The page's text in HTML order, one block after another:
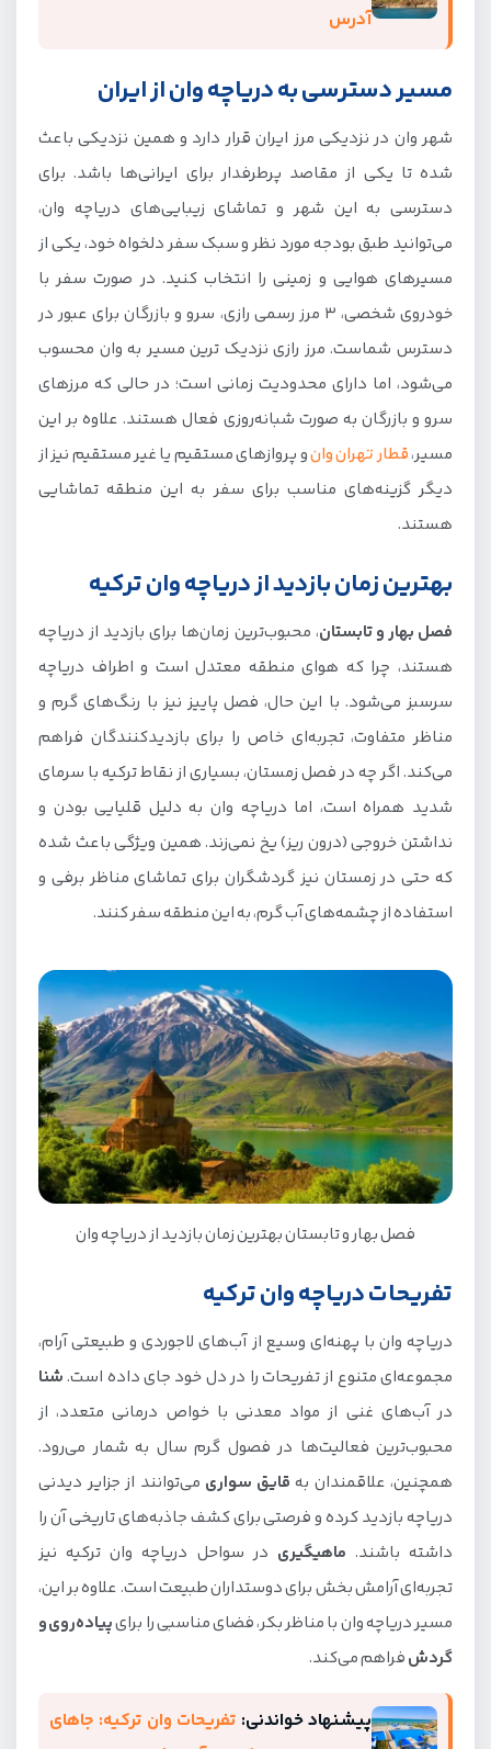
موزه‌های نزدیک دریاچه وان
جشنواره‌های دریاچه وان
نکات مهم برای سفر به دریاچه وان
آدرس
مسیر دسترسی به دریاچه وان از ایران
شهر وان در نزدیکی مرز ایران قرار دارد و همین نزدیکی باعث
شده تا یکی از مقاصد پرطرفدار برای ایرانی‌ها باشد. برای
دسترسی به این شهر و تماشای زیبایی‌های دریاچه وان،
می‌توانید طبق بودجه مورد نظر و سبک سفر دلخواه خود، یکی از
مسیرهای هوایی و زمینی را انتخاب کنید. در صورت سفر با
خودروی شخصی، 3 مرز رسمی رازی، سرو و بازرگان برای عبور در
دسترس شماست. مرز رازی نزدیک ترین مسیر به وان محسوب
می‌شود، اما دارای محدودیت زمانی است؛ در حالی که مرزهای
سرو و بازرگان به صورت شبانه‌روزی فعال هستند. علاوه بر این
مسیر،قطار تهران وانو پروازهای مستقیم یا غیر مستقیم نیز از
دیگر گزینه‌های مناسب برای سفر به این منطقه تماشایی
هستند.
بهترین زمان بازدید از دریاچه وان ترکیه
فصل بهار و تابستان، محبوب‌ترین زمان‌ها برای بازدید از دریاچه
هستند، چرا که هوای منطقه معتدل است و اطراف دریاچه
سرسبز می‌شود. با این حال، فصل پاییز نیز با رنگ‌های گرم و
مناظر متفاوت، تجربه‌ای خاص را برای بازدیدکنندگان فراهم
می‌کند. اگر چه در فصل زمستان، بسیاری از نقاط ترکیه با سرمای
شدید همراه است، اما دریاچه وان به دلیل قلیایی بودن و
نداشتن خروجی (درون ریز) یخ نمی‌زند. همین ویژگی باعث شده
که حتی در زمستان نیز گردشگران برای تماشای مناظر برفی و
استفاده از چشمه‌های آب گرم، به این منطقه سفر کنند.
فصل بهار و تابستان بهترین زمان بازدید از دریاچه وان
تفریحات دریاچه وان ترکیه
دریاچه وان با پهنه‌ای وسیع از آب‌های لاجوردی و طبیعتی آرام،
مجموعه‌ای متنوع از تفریحات را در دل خود جای داده است. شنا
در آب‌های غنی از مواد معدنی با خواص درمانی متعدد، از
محبوب‌ترین فعالیت‌ها در فصول گرم سال به شمار می‌رود.
همچنین، علاقمندان به قایق سواری می‌توانند از جزایر دیدنی
دریاچه بازدید کرده و فرصتی برای کشف جاذبه‌های تاریخی آن را
داشته باشند. ماهیگیری در سواحل دریاچه وان ترکیه نیز
تجربه‌ای آرامش بخش برای دوستداران طبیعت است. علاوه بر این،
مسیر دریاچه وان با مناظر بکر، فضای مناسبی را برایپیاده‌روی و
گردشفراهم می‌کند.
پیشنهاد خواندنی: تفریحات وان ترکیه: جاهای